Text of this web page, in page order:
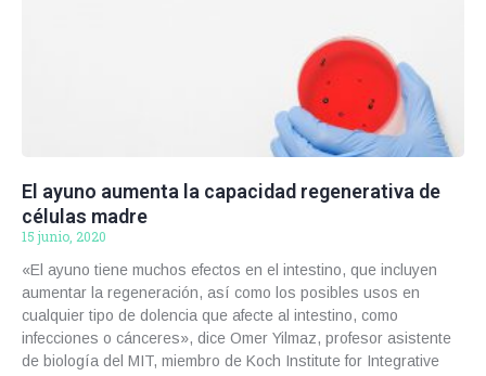
El ayuno aumenta la capacidad regenerativa de
células madre
15 junio, 2020
«El ayuno tiene muchos efectos en el intestino, que incluyen
aumentar la regeneración, así como los posibles usos en
cualquier tipo de dolencia que afecte al intestino, como
infecciones o cánceres», dice Omer Yilmaz, profesor asistente
de biología del MIT, miembro de Koch Institute for Integrative